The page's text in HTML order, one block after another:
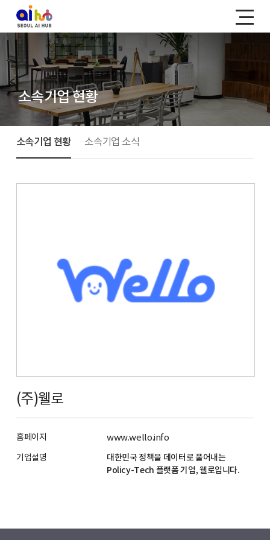
소속기업 현황
소속기업 현황 소속기업 소식
(주)웰로
홈페이지 www.wello.info
기업설명
대한민국 정책을 데이터로 풀어내는
Policy-Tech 플랫폼 기업, 웰로입니다.